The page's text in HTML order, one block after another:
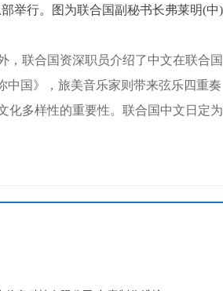
举行。图为联合国副秘书长弗莱明(
联合国资深职员介绍了中文在联合
国》，旅美音乐家则带来弦乐四重奏
多样性的重要性。联合国中文日定